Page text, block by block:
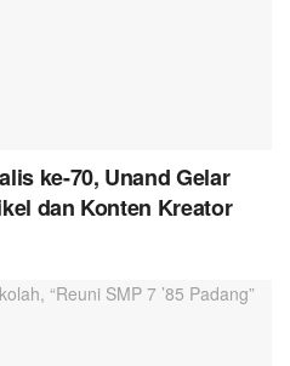
ke-70, Unand Gelar
dan Konten Kreator